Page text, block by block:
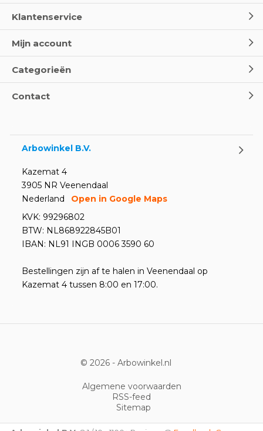
Klantenservice
Mijn account
Categorieën
Contact
Arbowinkel B.V.
Kazemat 4
3905 NR Veenendaal
Nederland
Open in Google Maps
KVK: 99296802
BTW: NL868922845B01
IBAN: NL91 INGB 0006 3590 60
Bestellingen zijn af te halen in Veenendaal op
Kazemat 4 tussen 8:00 en 17:00.
© 2026 - Arbowinkel.nl
Algemene voorwaarden
RSS-feed
Sitemap